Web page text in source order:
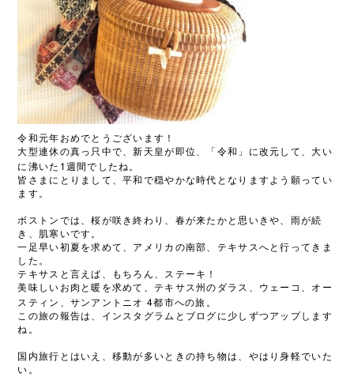
令和元年おめでとうございます！
大型連休の真っ只中で、新天皇が即位、「令和」に改元して、大い
に沸いた 1 週間でしたね。
皆さまにとりまして、平和で穏やかな時代となりますよう願ってい
ます。
ボストンでは、桜が咲き終わり、春が来たかと思いきや、雨が続
き、肌寒いです。
一足早い初夏を求めて、アメリカの南部、テキサスへと行ってきま
した。
テキサスと言えば、もちろん、ステーキ！
美味しいお肉と暖を求めて、テキサス州のダラス、ウェーコ、オー
スティン、サンアントニオ 4都市への旅。
この旅の報告は、インスタグラムとブログに少しずつアップします
ね。
国内旅行とはいえ、移動が多いときの持ち物は、やはり身軽でいた
い。